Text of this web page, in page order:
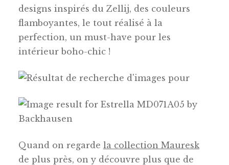
designs inspirés du Zellij, des couleurs
flamboyantes, le tout réalisé à la
perfection, un must-have pour les
intérieur boho-chic !
Quand on regarde la collection Mauresk
de plus près, on y découvre plus que de